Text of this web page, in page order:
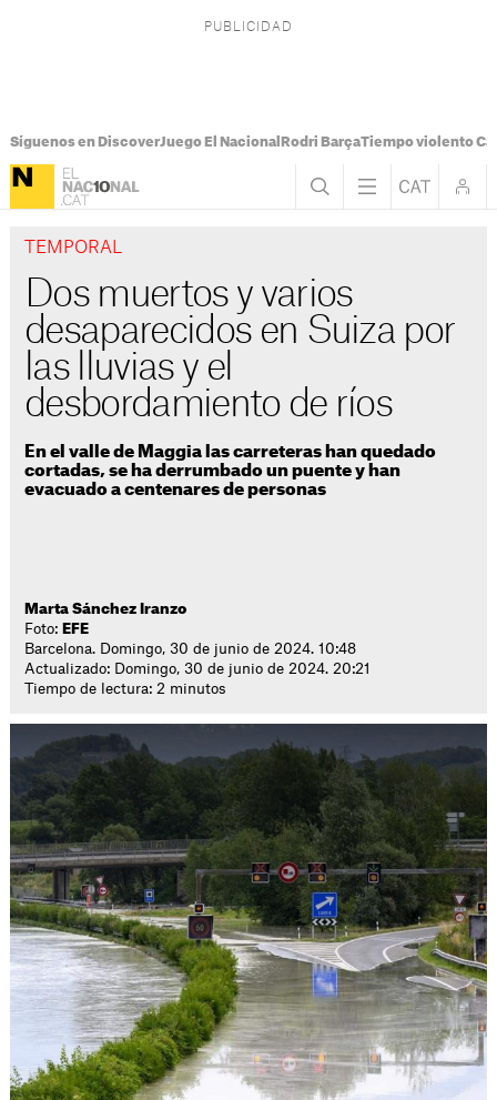
Síguenos en DiscoverJuego El Nacional Rodri BarçaTiempo violento
TEMPORAL
Dos muertos y varios
desaparecidos en Suiza por
las lluvias y el
desbordamiento de ríos
En el valle de Maggia las carreteras han quedado
cortadas, se ha derrumbado un puente y han
evacuado a centenares de personas
Marta Sánchez Iranzo
Foto: EFE
Barcelona. Domingo, 30 de junio de 2024. 10:48
Actualizado: Domingo, 30 de junio de 2024. 20:21
Tiempo de lectura: 2 minutos